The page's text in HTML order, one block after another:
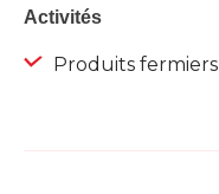
Activités
Produits fermiers